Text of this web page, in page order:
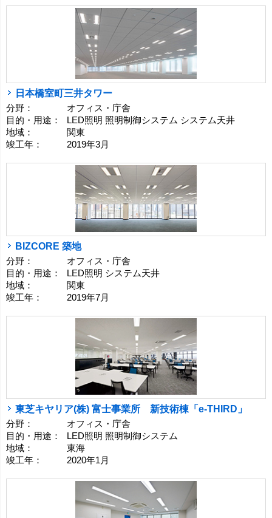
日本橋室町三井タワー
分野：
オフィス・庁舎
目的・用途：
LED照明 照明制御システム システム天井
地域：
関東
竣工年：
2019年3月
BIZCORE 築地
分野：
オフィス・庁舎
目的・用途：
LED照明 システム天井
地域：
関東
竣工年：
2019年7月
東芝キヤリア(株) 富士事業所 新技術棟「e-THIRD」
分野：
オフィス・庁舎
目的・用途：
LED照明 照明制御システム
地域：
東海
竣工年：
2020年1月